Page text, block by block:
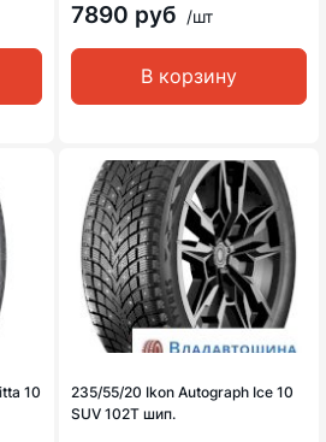
7890 руб /шт
В корзину
10
235/55/20 Ikon Autograph Ice 10
SUV 102T шип.